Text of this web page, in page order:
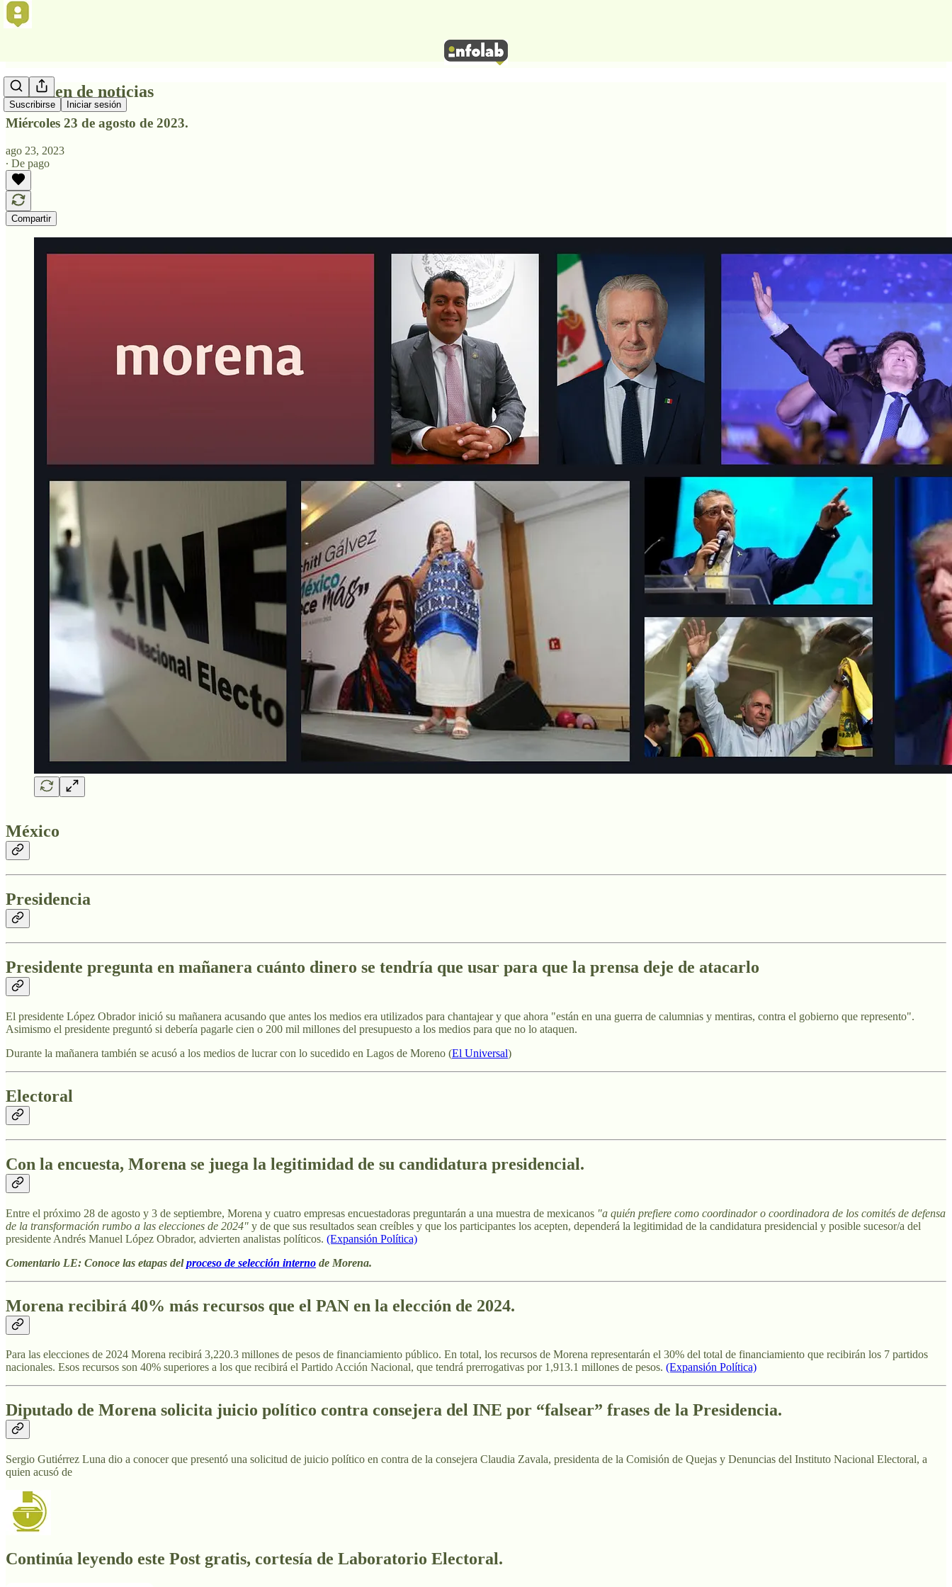
Suscribirse Iniciar sesión
Resumen de noticias
Miércoles 23 de agosto de 2023.
ago 23, 2023
∙ De pago
Compartir
México
Presidencia
Presidente pregunta en mañanera cuánto dinero se tendría que usar para que la prensa deje de atacarlo
El presidente López Obrador inició su mañanera acusando que antes los medios era utilizados para chantajear y que ahora "están en una guerra de calumnias y mentiras, contra el gobierno que represento".
Asimismo el presidente preguntó si debería pagarle cien o 200 mil millones del presupuesto a los medios para que no lo ataquen.
Durante la mañanera también se acusó a los medios de lucrar con lo sucedido en Lagos de Moreno (El Universal)
Electoral
Con la encuesta, Morena se juega la legitimidad de su candidatura presidencial.
Entre el próximo 28 de agosto y 3 de septiembre, Morena y cuatro empresas encuestadoras preguntarán a una muestra de mexicanos "a quién prefiere como coordinador o coordinadora de los comités de defensa
de la transformación rumbo a las elecciones de 2024" y de que sus resultados sean creíbles y que los participantes los acepten, dependerá la legitimidad de la candidatura presidencial y posible sucesor/a del
presidente Andrés Manuel López Obrador, advierten analistas políticos. (Expansión Política)
Comentario LE: Conoce las etapas delproceso de selección interno de Morena.
Morena recibirá 40% más recursos que el PAN en la elección de 2024.
Para las elecciones de 2024 Morena recibirá 3,220.3 millones de pesos de financiamiento público. En total, los recursos de Morena representarán el 30% del total de financiamiento que recibirán los 7 partidos
nacionales. Esos recursos son 40% superiores a los que recibirá el Partido Acción Nacional, que tendrá prerrogativas por 1,913.1 millones de pesos. (Expansión Política)
Diputado de Morena solicita juicio político contra consejera del INE por “falsear” frases de la Presidencia.
Sergio Gutiérrez Luna dio a conocer que presentó una solicitud de juicio político en contra de la consejera Claudia Zavala, presidenta de la Comisión de Quejas y Denuncias del Instituto Nacional Electoral, a
quien acusó de
Continúa leyendo este Post gratis, cortesía de Laboratorio Electoral.